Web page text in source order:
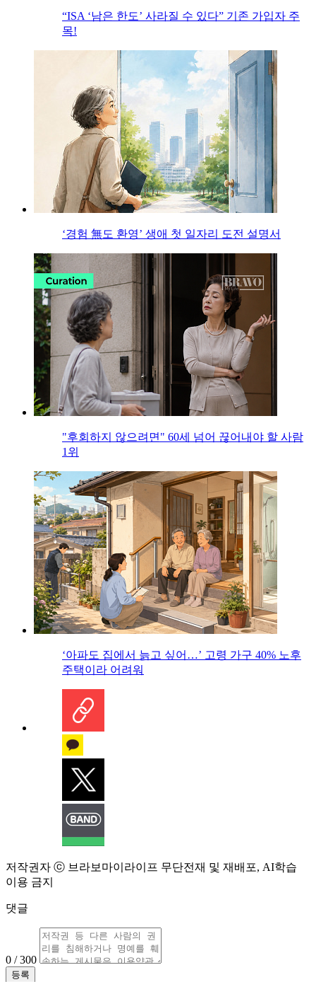
“ISA ‘남은 한도’ 사라질 수 있다” 기존 가입자 주
목!
‘경험 無도 환영’ 생애 첫 일자리 도전 설명서
"후회하지 않으려면" 60세 넘어 끊어내야 할 사람
1위
‘아파도 집에서 늙고 싶어…’ 고령 가구 40% 노후
주택이라 어려워
저작권자 ⓒ 브라보마이라이프 무단전재 및 재배포, AI학습
이용 금지
댓글
0 / 300